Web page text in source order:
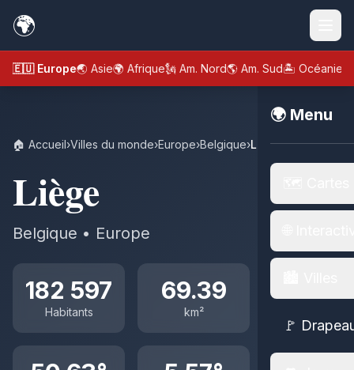
🌍
🇪🇺 Europe🌏 Asie🌍 Afrique🗽 Am. Nord🌎 Am. Sud🏝️ Océanie
🌍 Menu
🚩
🏠 Accueil›Villes du monde›Europe›Belgique›Liège
Liège
Belgique • Europe
182 597
Habitants
69.39
km²